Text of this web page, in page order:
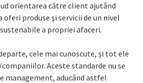
orientarea către client ajutând
produse şi servicii de un nivel
a propriei afaceri.
cele mai cunoscute, și tot ele
Aceste standarde nu se
management, aducând astfel